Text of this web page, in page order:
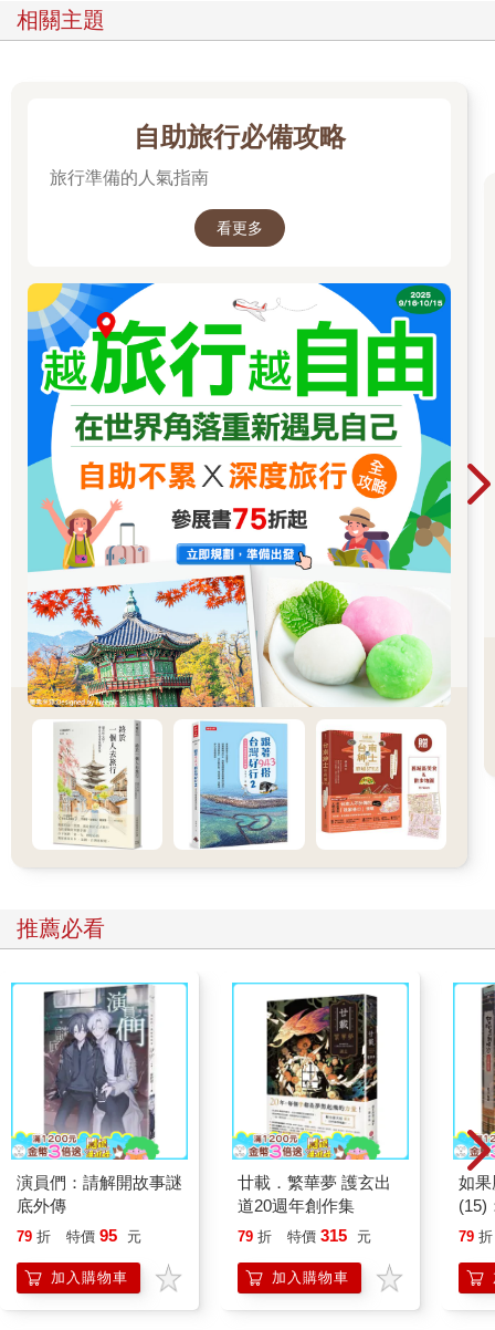
相關主題
自助旅行必備攻略
旅行準備的人氣指南
看更多
推薦必看
演員們：請解開故事謎
底外傳
79 折 特價 95 元
加入購物車
廿載．繁華夢 護玄出
道20週年創作集
79 折 特價 315 元
加入購物車
如
(15)
貓
79 折